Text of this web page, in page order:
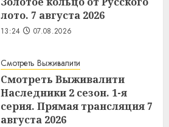
лото. 7 августа 2026
13:24 07.08.2026
Смотреть Выживалити
Смотреть Выживалити
Наследники 2 сезон. 1-я
серия. Прямая трансляция 7
августа 2026